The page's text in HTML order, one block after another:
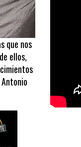
que nos
ellos,